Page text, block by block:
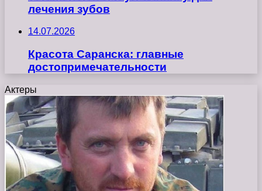
лечения зубов
14.07.2026
Красота Саранска: главные
достопримечательности
Актеры